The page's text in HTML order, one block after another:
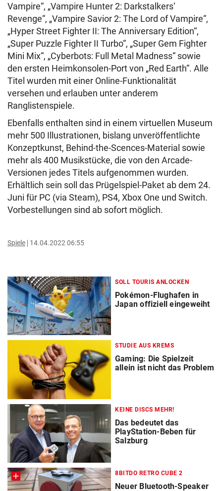
Vampire“, „Vampire Hunter 2: Darkstalkers‘
Revenge“, „Vampire Savior 2: The Lord of Vampire“,
„Hyper Street Fighter II: The Anniversary Edition“,
„Super Puzzle Fighter II Turbo“, „Super Gem Fighter
Mini Mix“, „Cyberbots: Full Metal Madness“ sowie
den ersten Heimkonsolen-Port von „Red Earth“. Alle
Titel wurden mit einer Online-Funktionalität
versehen und erlauben unter anderem
Ranglistenspiele.
Ebenfalls enthalten sind in einem virtuellen Museum
mehr 500 Illustrationen, bislang unveröffentlichte
Konzeptkunst, Behind-the-Scences-Material sowie
mehr als 400 Musikstücke, die von den Arcade-
Versionen jedes Titels aufgenommen wurden.
Erhältlich sein soll das Prügelspiel-Paket ab dem 24.
Juni für PC (via Steam), PS4, Xbox One und Switch.
Vorbestellungen sind ab sofort möglich.
Spiele 14.04.2022 06:55
SOLL TOURIS ANLOCKEN
Pokémon-Flughafen in
Japan offiziell eingeweiht
STUDIE AUS KREMS
Gaming: Die Spielzeit
allein ist nicht das Problem
KEINE DISCS MEHR!
Das bedeutet das
PlayStation-Beben für
Salzburg
8BITDO RETRO CUBE 2
Neuer Bluetooth-Speaker